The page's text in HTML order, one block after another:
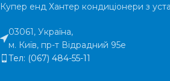
Купер енд Хантер кондиціонери з
03061, Україна,
м. Київ, пр-т Відрадний 95е
Тел: (067) 484-55-11